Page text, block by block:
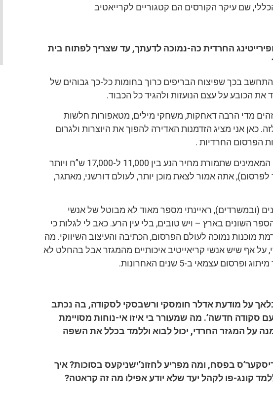
שם עיקר הקורסים הם קטגוריים לקרייאטיב
החרדית כה-נמוכה לדעתך, עד שצריך לפתוח בית
בכך שפיצוח הבריפים כרוך בחומות כל-כך גבוהים של
את הכובע על עצם הנועזות ולהגיד כל הכבוד.
מדי הרבה דאחקות, משחקי מילים, מטאפורות חלשות
כאן אני מציג הזדמנות האדירה להפוך את היוצרות ולגרום
הפרסום החרדיות .
מעבר לכך, אני פשוט מאלה המאמינים שתמורת מחיר הנע בין 11,000 ל-17,000 ש”ח ויותר
אתה אמור לצאת מוכן יותר, לעולם דורשני, מאתגר,
(ובמשרדים), ראיינתי מספר מאוד לא מבוטל של אנשי
השונים בארץ – ויש טובים, בלי עין הרע. כאב לי לגלות כי
מוכנות נמוכה לעולם הפרסום, הכתיבה והעיצוב השיווקי. מה
על אף שיש אנשי קריאייטיב איכותיים מהמגזר אבל בהחלט לא
עצמאי ב-5 שנים האחרונות.
על מודעת אדלר חומסקי ורשבסקי לסקודה, בה נכתב
סקודה חדשה’. מה שמעורר בי איזו אי-נוחות מסויימת
על המגזר החרדי, יכול לבוא וללמד בכלל את השפה
בפסח, ומה מפריע לחזונ’ישניקעס בסוכות? איך
קונג-פו לקהל יעד שלא יודע אפילו מה זה קראטה?